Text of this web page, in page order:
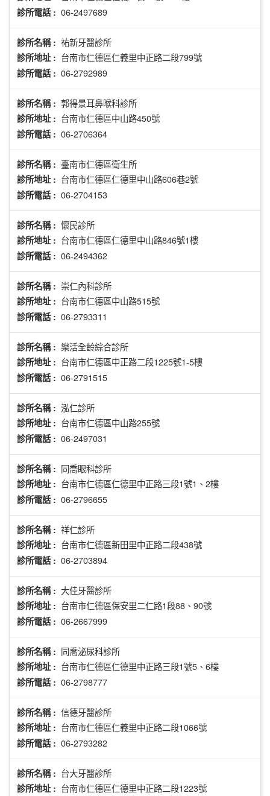
診所電話 : 06-2497689
診所名稱 : 祐新牙醫診所
診所地址 : 台南市仁德區仁義里中正路二段799號
診所電話 : 06-2792989
診所名稱 : 郭得景耳鼻喉科診所
診所地址 : 台南市仁德區中山路450號
診所電話 : 06-2706364
診所名稱 : 臺南市仁德區衛生所
診所地址 : 台南市仁德區仁德里中山路606巷2號
診所電話 : 06-2704153
診所名稱 : 懷民診所
診所地址 : 台南市仁德區仁德里中山路846號1樓
診所電話 : 06-2494362
診所名稱 : 崇仁內科診所
診所地址 : 台南市仁德區中山路515號
診所電話 : 06-2793311
診所名稱 : 樂活全齡綜合診所
診所地址 : 台南市仁德區中正路二段1225號1-5樓
診所電話 : 06-2791515
診所名稱 : 泓仁診所
診所地址 : 台南市仁德區中山路255號
診所電話 : 06-2497031
診所名稱 : 同喬眼科診所
診所地址 : 台南市仁德區仁德里中正路三段1號1、2樓
診所電話 : 06-2796655
診所名稱 : 祥仁診所
診所地址 : 台南市仁德區新田里中正路二段438號
診所電話 : 06-2703894
診所名稱 : 大佳牙醫診所
診所地址 : 台南市仁德區保安里二仁路1段88、90號
診所電話 : 06-2667999
診所名稱 : 同喬泌尿科診所
診所地址 : 台南市仁德區仁德里中正路三段1號5、6樓
診所電話 : 06-2798777
診所名稱 : 信德牙醫診所
診所地址 : 台南市仁德區仁義里中正路二段1066號
診所電話 : 06-2793282
診所名稱 : 台大牙醫診所
診所地址 : 台南市仁德區仁德里中正路二段1223號